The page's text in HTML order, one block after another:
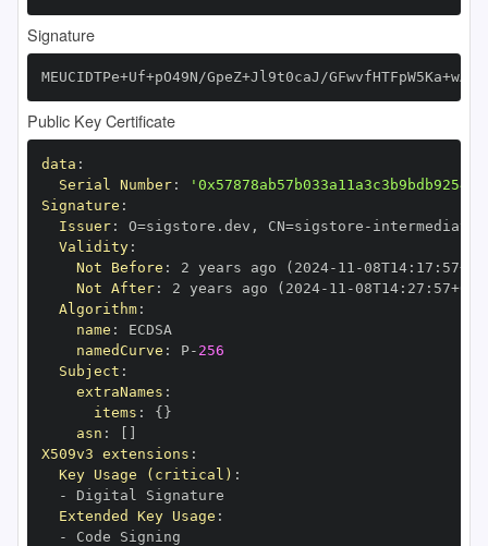
Signature
MEUCIDTPe+Uf+pO49N/GpeZ+Jl9t0caJ/
Public Key Certificate
data :
Serial Number:
Signature :
Issuer: O=sigstore.dev , CN=sigstore -
Validity:
Not Before : 2 years ago (2024- 11 -08T14: 17 : 57+00
Not After: 2 years ago (2024- 11 -08T14: 27 : 57+00
Algorithm:
name :
namedCurve : P- 256
Subject :
extraNames :
items : { }
asn :
X509v3 extensions :
Key Usage (critical) :
-
Extended Key Usage :
-